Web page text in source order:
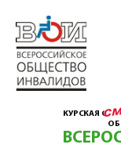
КУРСКАЯ